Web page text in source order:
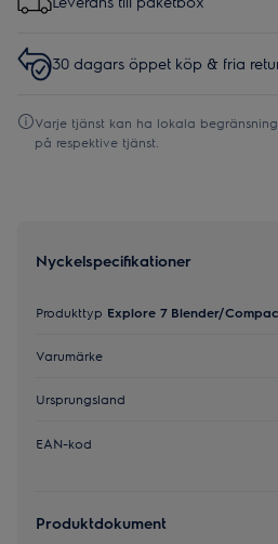
30 dagars öppet köp & fria
Varje tjänst kan ha lokala
på respektive tjänst.
Nyckelspecifikationer
Produkttyp Explore 7 Blender/
Varumärke
Ursprungsland
EAN-kod
Produktdokument